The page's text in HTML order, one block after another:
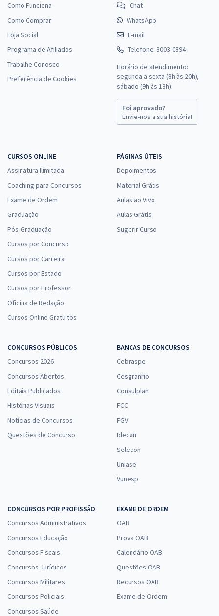
Como Funciona
Como Comprar
Loja Social
Programa de Afiliados
Trabalhe Conosco
Preferência de Cookies
Chat
WhatsApp
E-mail
Telefone: 3003-0894
Horário de atendimento:
segunda a sexta (8h às 20h),
sábado (9h às 13h).
Foi aprovado?
Envie-nos a sua história!
CURSOS ONLINE
Assinatura Ilimitada
Coaching para Concursos
Exame de Ordem
Graduação
Pós-Graduação
Cursos por Concurso
Cursos por Carreira
Cursos por Estado
Cursos por Professor
Oficina de Redação
Cursos Online Gratuitos
PÁGINAS ÚTEIS
Depoimentos
Material Grátis
Aulas ao Vivo
Aulas Grátis
Sugerir Curso
CONCURSOS PÚBLICOS
Concursos 2026
Concursos Abertos
Editais Publicados
Histórias Visuais
Notícias de Concursos
Questões de Concurso
BANCAS DE CONCURSOS
Cebraspe
Cesgranrio
Consulplan
FCC
FGV
Idecan
Selecon
Uniase
Vunesp
CONCURSOS POR PROFISSÃO
Concursos Administrativos
Concursos Educação
Concursos Fiscais
Concursos Jurídicos
Concursos Militares
Concursos Policiais
Concursos Saúde
EXAME DE ORDEM
OAB
Prova OAB
Calendário OAB
Questões OAB
Recursos OAB
Exame de Ordem